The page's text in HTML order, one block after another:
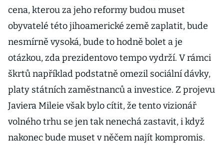
cena, kterou za jeho reformy budou muset
obyvatelé této jihoamerické země zaplatit, bude
nesmírně vysoká, bude to hodně bolet a je
otázkou, zda prezidentovo tempo vydrží. V rámci
škrtů například podstatně omezil sociální dávky,
platy státních zaměstnanců a investice. Z projevu
Javiera Mileie však bylo cítit, že tento vizionář
volného trhu se jen tak nenechá zastavit, i když
nakonec bude muset v něčem najít kompromis.